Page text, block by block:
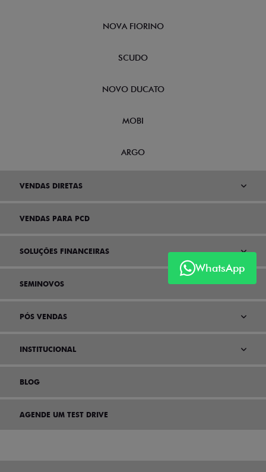
WhatsApp
NOVA FIORINO
SCUDO
NOVO DUCATO
MOBI
ARGO
VENDAS DIRETAS
VENDAS PARA PCD
SOLUÇÕES FINANCEIRAS
SEMINOVOS
PÓS VENDAS
INSTITUCIONAL
BLOG
AGENDE UM TEST DRIVE